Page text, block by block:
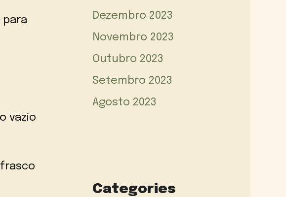
para
vazio
Dezembro 2023
Novembro 2023
Outubro 2023
Setembro 2023
Agosto 2023
Categories